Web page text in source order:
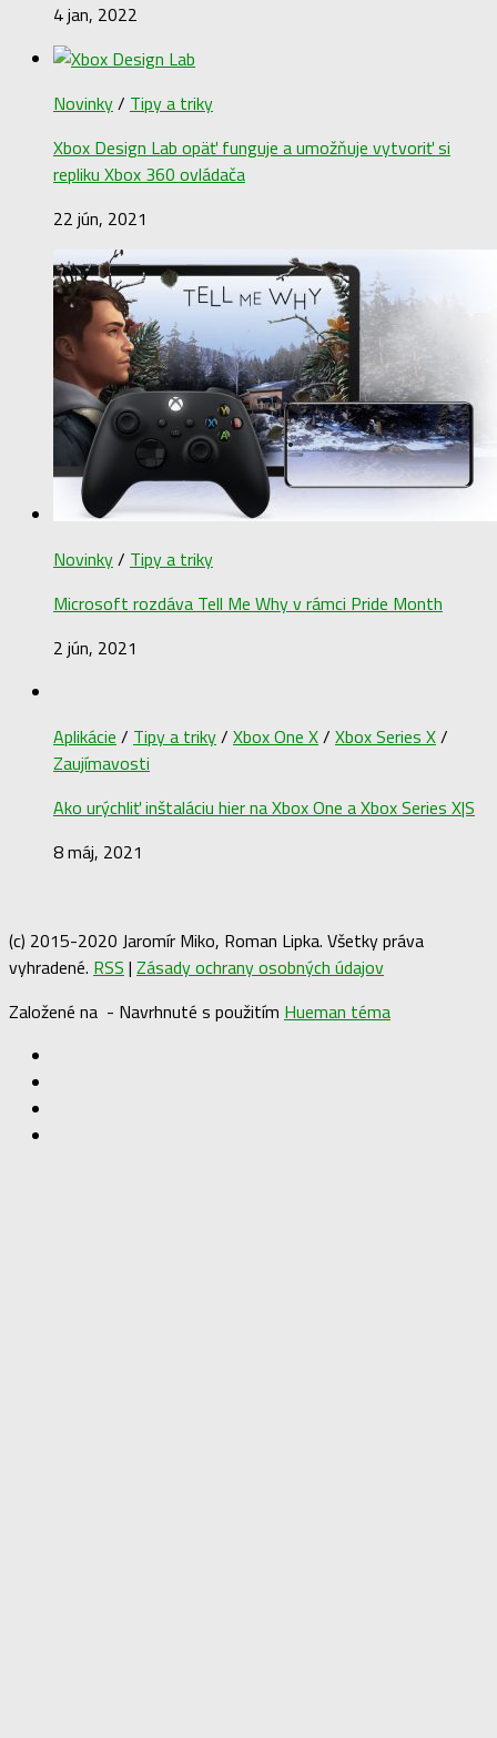
4 jan, 2022
Novinky/ Tipy a triky
Xbox Design Lab opäť funguje a umožňuje vytvoriť si
repliku Xbox 360 ovládača
22 jún, 2021
Novinky/ Tipy a triky
Microsoft rozdáva Tell Me Why v rámci Pride Month
2 jún, 2021
Aplikácie / Tipy a triky/ Xbox One X/ Xbox Series X/
Zaujímavosti
Ako urýchliť inštaláciu hier na Xbox One a Xbox Series X|S
8 máj, 2021
(c) 2015-2020 Jaromír Miko, Roman Lipka. Všetky práva
vyhradené. RSS | Zásady ochrany osobných údajov
Založené na - Navrhnuté s použitím Hueman téma